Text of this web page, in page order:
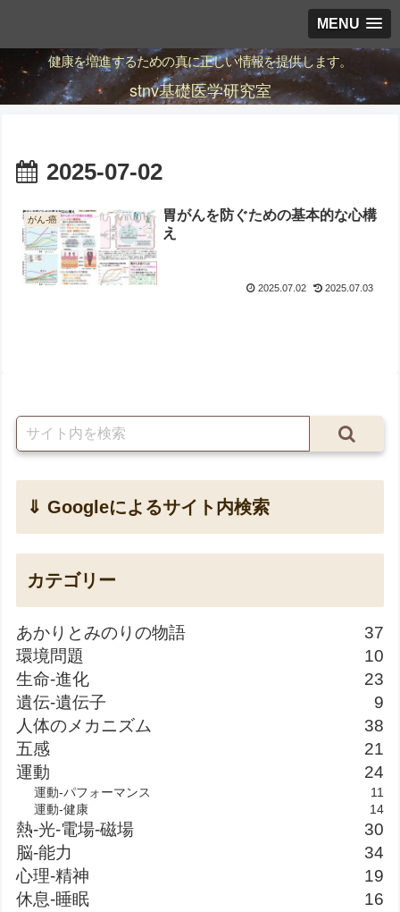
MENU
健康を増進するための真に正しい情報を提供します。
stnv基礎医学研究室
2025-07-02
がん-癌
胃がんを防ぐための基本的な心構
え
2025.07.02 2025.07.03
⇓ Googleによるサイト内検索
カテゴリー
あかりとみのりの物語
37
環境問題
10
生命-進化
23
遺伝-遺伝子
9
人体のメカニズム
38
五感
21
運動
24
運動-パフォーマンス
11
運動-健康
14
熱-光-電場-磁場
30
脳-能力
34
心理-精神
19
休息-睡眠
16